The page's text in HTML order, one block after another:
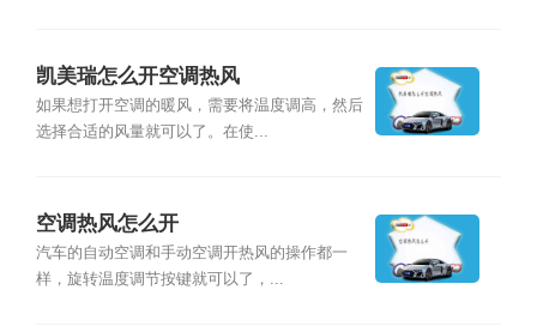
凯美瑞怎么开空调热风
如果想打开空调的暖风，需要将温度调高，然后
选择合适的风量就可以了。在使...
空调热风怎么开
汽车的自动空调和手动空调开热风的操作都一
样，旋转温度调节按键就可以了，...